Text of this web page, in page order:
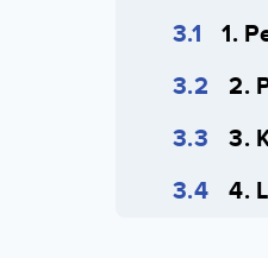
1.
2.
3.
4.